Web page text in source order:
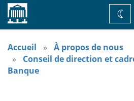
Accueil
de
Accueil
À propos de nous
Conseil de direction et
Banque